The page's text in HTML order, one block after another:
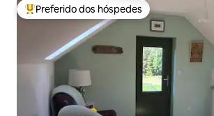
Entre os melhores preferidos dos hóspedes
Preferido dos hóspedes